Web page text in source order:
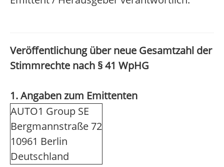
Veröffentlichung über neue Gesamtzahl der
Stimmrechte nach § 41 WpHG
1. Angaben zum Emittenten
AUTO1 Group SE
Bergmannstraße 72
10961 Berlin
Deutschland